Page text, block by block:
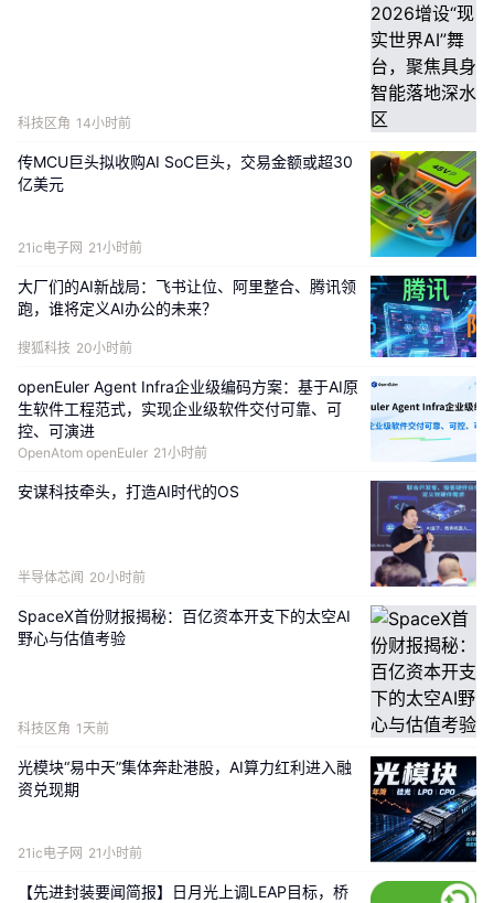
科技区角 14小时前
传MCU巨头拟收购AI SoC巨头，交易金额或超30
亿美元
21ic电子网 21小时前
大厂们的AI新战局：飞书让位、阿里整合、腾讯领
跑，谁将定义AI办公的未来？
搜狐科技 20小时前
openEuler Agent Infra企业级编码方案：基于AI原
生软件工程范式，实现企业级软件交付可靠、可
控、可演进
OpenAtom openEuler 21小时前
安谋科技牵头，打造AI时代的OS
半导体芯闻 20小时前
SpaceX首份财报揭秘：百亿资本开支下的太空AI
野心与估值考验
科技区角 1天前
光模块“易中天”集体奔赴港股，AI算力红利进入融
资兑现期
21ic电子网 21小时前
【先进封装要闻简报】日月光上调LEAP目标，桥